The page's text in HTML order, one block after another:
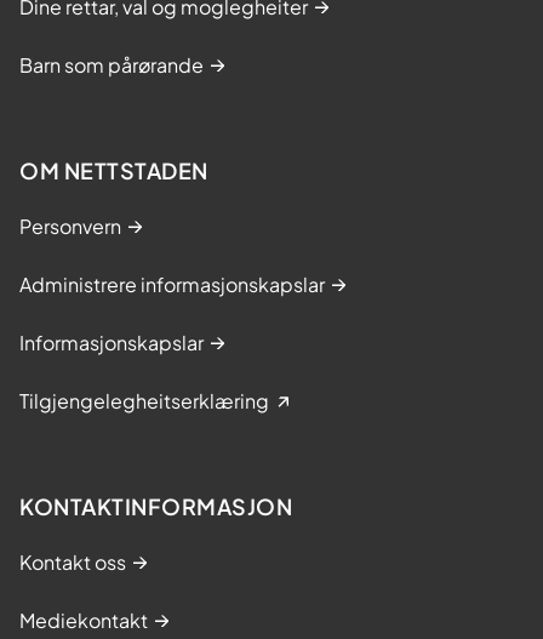
Dine rettar, val og moglegheiter
Barn som pårørande
OM NETTSTADEN
Personvern
Administrere informasjonskapslar
Informasjonskapslar
Tilgjengelegheitserklæring
KONTAKTINFORMASJON
Kontakt oss
Mediekontakt